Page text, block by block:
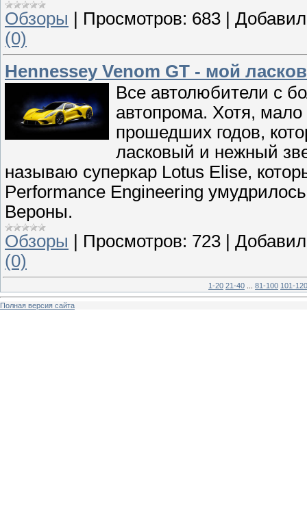
Обзоры
Просмотров: 683
(0)
Hennessey Venom GT - мой
Все автолюбители с
автопрома. Хотя, мало
прошедших годов,
ласковый и нежный
называю суперкар Lotus Elise,
Performance Engineering
Вероны.
Обзоры | Просмотров: 723 |
(0)
1-20 21-40 81-100 101-120
Полная версия сайта